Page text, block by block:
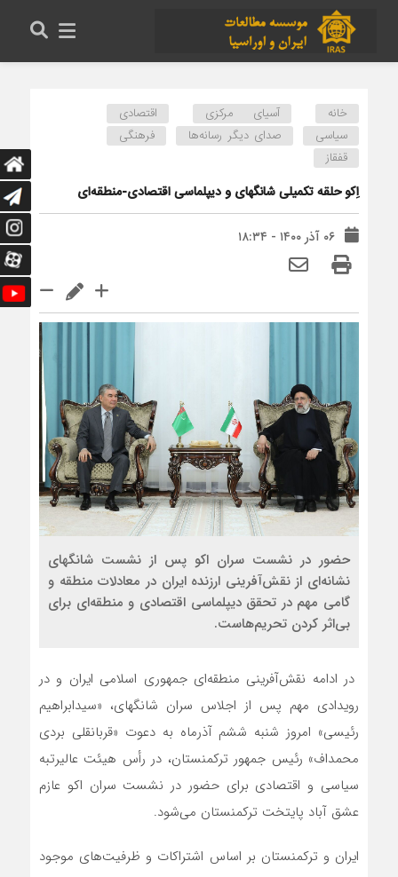
خانه آسیای مرکزی
اقتصادی
سیاسی
صدای دیگر رسانه‌ها
فرهنگی
قفقاز
اِکو حلقه تکمیلی شانگهای و دیپلماسی اقتصادی-منطقه‌ای
۰۶ آذر ۱۴۰۰ - ۱۸:۳۴
حضور در نشست سران اکو پس از نشست شانگهای
نشانه‌ای از نقش‌آفرینی ارزنده ایران در معادلات منطقه و
گامی مهم در تحقق دیپلماسی اقتصادی و منطقه‌ای برای
بی‌اثر کردن تحریم‌هاست.
در ادامه نقش‌آفرینی منطقه‌ای جمهوری اسلامی ایران و در
رویدادی مهم پس از اجلاس سران شانگهای، «سیدابراهیم
رئیسی» امروز شنبه ششم آذرماه به دعوت «قربانقلی بردی
محمداف» رئیس جمهور ترکمنستان، در رأس هیئت عالیرتبه
سیاسی و اقتصادی برای حضور در نشست سران اکو عازم
عشق آباد پایتخت ترکمنستان می‌شود.
ایران و ترکمنستان بر اساس اشتراکات و ظرفیت‌های موجود